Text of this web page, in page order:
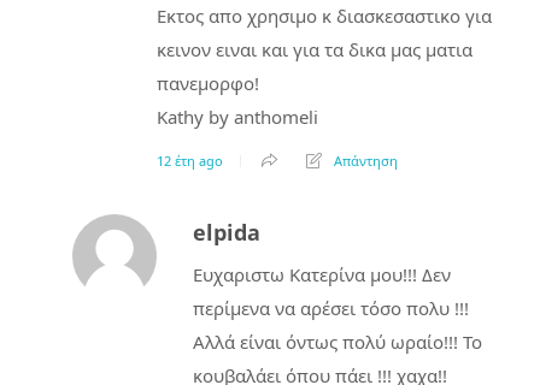
Εκτος απο χρησιμο κ διασκεσαστικο για
κεινον ειναι και για τα δικα μας ματια
πανεμορφο!
Kathy by anthomeli
12 έτη ago Απάντηση
elpida
Ευχαριστω Κατερίνα μου!!! Δεν
περίμενα να αρέσει τόσο πολυ !!!
Αλλά είναι όντως πολύ ωραίο!!! Το
κουβαλάει όπου πάει !!! χαχα!!